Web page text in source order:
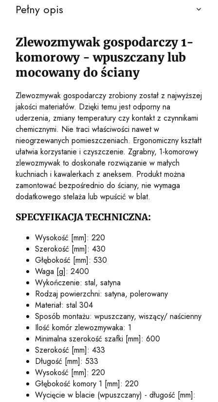
Pełny opis
Zlewozmywak gospodarczy 1-
komorowy - wpuszczany lub
mocowany do ściany
Zlewozmywak gospodarczy zrobiony został z najwyższej
jakości materiałów. Dzięki temu jest odporny na
uderzenia, zmiany temperatury czy kontakt z czynnikami
chemicznymi. Nie traci właściwości nawet w
nieogrzewanych pomieszczeniach. Ergonomiczny kształt
ułatwia korzystanie i czyszczenie. Zgrabny, 1-komorowy
zlewozmywak to doskonałe rozwiązanie w małych
kuchniach i kawalerkach z aneksem. Produkt można
zamontować bezpośrednio do ściany, nie wymaga
dodatkowego stelaża lub wpuścić w blat.
SPECYFIKACJA TECHNICZNA:
Wysokość [mm]: 220
Szerokość [mm]: 430
Głębokość [mm]: 530
Waga [g]: 2400
Wykończenie: stal, satyna
Rodzaj powierzchni: satyna, polerowany
Materiał: stal 304
Sposób montażu: wpuszczany, wiszący/ naścienny
Ilość komór zlewozmywaka: 1
Minimalna szerokość szafki [mm]: 600
Szerokość [mm]: 433
Długość [mm]: 533
Wysokość [mm]: 220
Głębokość komory 1 [mm]: 220
Wycięcie w blacie (wpuszczany) - długość [mm]: